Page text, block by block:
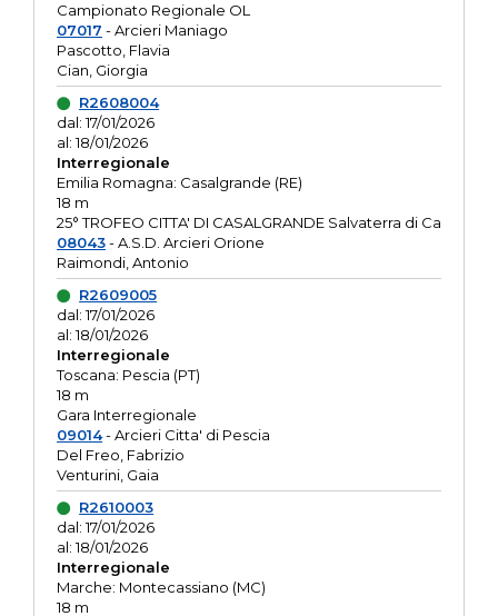
Campionato Regionale OL
07017 - Arcieri Maniago
Pascotto, Flavia
Cian, Giorgia
R2608004
dal: 17/01/2026
al: 18/01/2026
Interregionale
Emilia Romagna: Casalgrande (RE)
18 m
25° TROFEO CITTA' DI CASALGRANDE Salvaterra di Ca
08043- A.S.D. Arcieri Orione
Raimondi, Antonio
R2609005
dal: 17/01/2026
al: 18/01/2026
Interregionale
Toscana: Pescia (PT)
18 m
Gara Interregionale
09014- Arcieri Citta' di Pescia
Del Freo, Fabrizio
Venturini, Gaia
R2610003
dal: 17/01/2026
al: 18/01/2026
Interregionale
Marche: Montecassiano (MC)
18 m